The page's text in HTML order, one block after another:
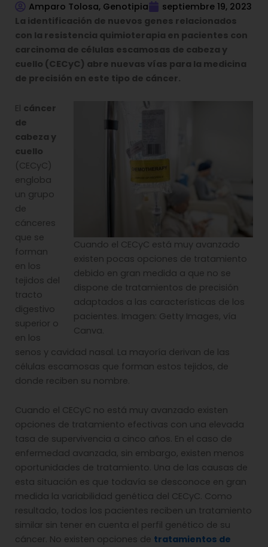
Amparo Tolosa, Genotipia
septiembre 19, 2023
La identificación de nuevos genes relacionados
con la resistencia quimioterapia en pacientes con
carcinoma de células escamosas de cabeza y
cuello (CECyC) abre nuevas vías para la medicina
de precisión en este tipo de cáncer.
Cuando el CECyC está muy avanzado
existen pocas opciones de tratamiento
debido en gran medida a que no se
dispone de tratamientos de precisión
adaptados a las características de los
pacientes. Imagen: Getty Images, vía
Canva.
El cáncer
de
cabeza y
cuello
(CECyC)
engloba
un grupo
de
cánceres
que se
forman
en los
tejidos del
tracto
digestivo
superior o
en los
senos y cavidad nasal. La mayoría derivan de las
células escamosas que forman estos tejidos, de
donde reciben su nombre.
Cuando el CECyC no está muy avanzado existen
opciones de tratamiento efectivas con una elevada
tasa de supervivencia a cinco años. En el caso de
enfermedad avanzada, sin embargo, existen menos
oportunidades de tratamiento. Una de las causas de
esta situación es que todavía se desconoce en gran
medida la variabilidad genética del CECyC. Como
resultado, todos los pacientes reciben un tratamiento
similar sin tener en cuenta el perfil genético de su
cáncer. No existen opciones de tratamientos de